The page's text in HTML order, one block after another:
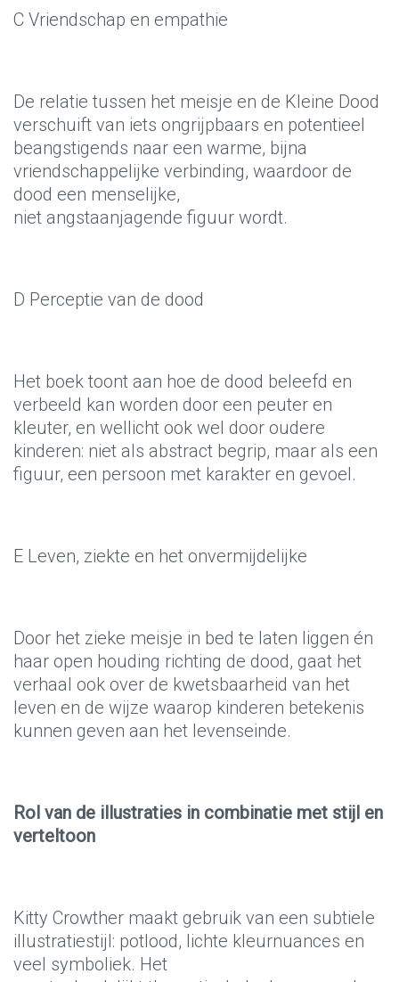
C Vriendschap en empathie
De relatie tussen het meisje en de Kleine Dood
verschuift van iets ongrijpbaars en potentieel
beangstigends naar een warme, bijna
vriendschappelijke verbinding, waardoor de
dood een menselijke,
niet angstaanjagende figuur wordt.
D Perceptie van de dood
Het boek toont aan hoe de dood beleefd en
verbeeld kan worden door een peuter en
kleuter, en wellicht ook wel door oudere
kinderen: niet als abstract begrip, maar als een
figuur, een persoon met karakter en gevoel.
E Leven, ziekte en het onvermijdelijke
Door het zieke meisje in bed te laten liggen én
haar open houding richting de dood, gaat het
verhaal ook over de kwetsbaarheid van het
leven en de wijze waarop kinderen betekenis
kunnen geven aan het levenseinde.
Rol van de illustraties in combinatie met stijl en
verteltoon
Kitty Crowther maakt gebruik van een subtiele
illustratiestijl: potlood, lichte kleurnuances en
veel symboliek. Het